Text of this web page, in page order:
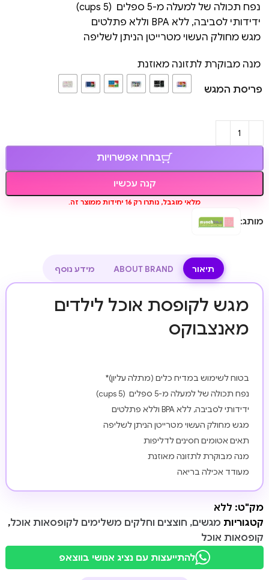
נפח תכולה של למעלה מ-5 ספלים (cups 5)
ידידותי לסביבה, ללא BPA וללא פתלטים
מגש מחולק העשוי מטרייטן הניתן לשליפה
מנה מבוקרת לתזונה מאוזנת
פריסת המגש
בחרו אפשרויות
קנה עכשיו
מלאי מוגבל, נותרו רק 16 יחידות ממוצר זה.
מותג:
תיאור ABOUT BRAND מידע נוסף
מגש לקופסת אוכל לילדים
מאנצבוקס
בטוח לשימוש במדיח כלים (מתלה עליון)*
נפח תכולה של למעלה מ-5 ספלים (cups 5)
ידידותי לסביבה, ללא BPA וללא פתלטים
מגש מחולק העשוי מטרייטן הניתן לשליפה
תאים אטומים חסינים לדליפות
מנה מבוקרת לתזונה מאוזנת
מעודד אכילה בריאה
מק"ט: ללא
קטגוריות מגשים, חוצצים וחלקים משלימים לקופסאות אוכל,
קופסאות אוכל
להתייעצות עם נציג אנושי בווצאפ